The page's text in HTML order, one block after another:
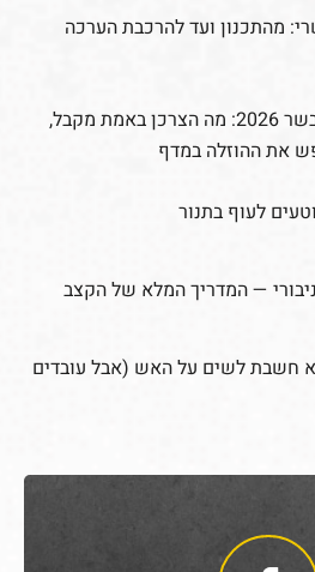
מהתכנון ועד להרכבת הערכה
רפורמת הבשר 2026: מה הצרכן באמת מקבל,
את ההוזלה במדף
לעוף בתנור
— המדריך המלא של הקצב
חשבת לשים על האש (אבל עובדים